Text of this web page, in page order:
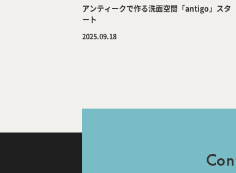
アンティークで作る洗面空間「antigo」スタ
ート
2025.09.18
兵庫県神戸市灘区水道筋6
09:00〜17:00 土日祝休み）